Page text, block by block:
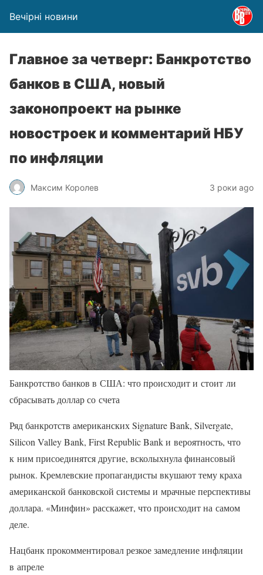
Вечірні новини
Главное за четверг: Банкротство
банков в США, новый
законопроект на рынке
новостроек и комментарий НБУ
по инфляции
Максим Королев 3 роки ago
Банкротство банков в США: что происходит и стоит ли
сбрасывать доллар со счета
Ряд банкротств американских Signature Bank, Silvergate,
Silicon Valley Bank, First Republic Bank и вероятность, что
к ним присоединятся другие, всколыхнула финансовый
рынок. Кремлевские пропагандисты вкушают тему краха
американской банковской системы и мрачные перспективы
доллара. «Минфин» расскажет, что происходит на самом
деле.
Нацбанк прокомментировал резкое замедление инфляции
в апреле